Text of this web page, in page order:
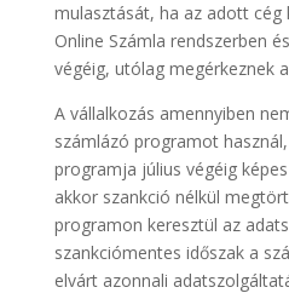
mulasztását, ha az adott cég
Online Számla rendszerben
végéig, utólag megérkeznek
A vállalkozás amennyiben
számlázó programot
programja július végéig
akkor szankció nélkül
programon keresztül az
szankciómentes időszak a
elvárt azonnali